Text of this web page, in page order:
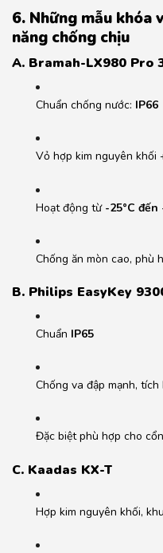
6. Những mẫu khóa
năng chống chịu
A. Bramah-LX980 Pro
Chuẩn chống nước: IP66
Vỏ hợp kim nguyên khối
Hoạt động từ -25°C đến
Chống ăn mòn cao, phù
B. Philips EasyKey
Chuẩn IP65
Chống va đập mạnh,
Đặc biệt phù hợp cho
C. Kaadas KX-T
Hợp kim nguyên khối,